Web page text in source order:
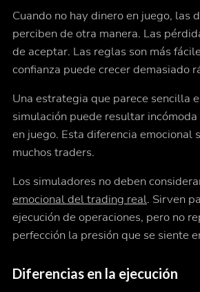
Cuando no hay dinero en juego, las
perciben de otra manera. Las
de aceptar. Las reglas son más
confianza puede crecer demasiado
Una estrategia que parece sencilla
simulación puede resultar
en juego. Esta diferencia emocional
muchos traders.
Los simuladores no deben
emocional del trading real. Sirven
ejecución de operaciones, pero no
perfección la presión que se siente
Diferencias en la ejecución